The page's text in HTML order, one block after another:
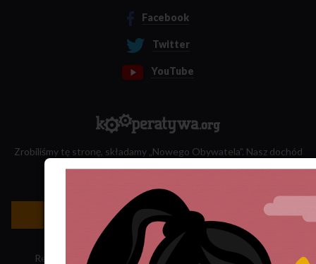
Facebook
Twitter
YouTube
Zrobiliśmy tę stronę, składamy „Nowego Obywatela”. Nasz dochód
Newsletter »
Regulamin sklepu Polityka ciasteczek · Subskrypcja RSS